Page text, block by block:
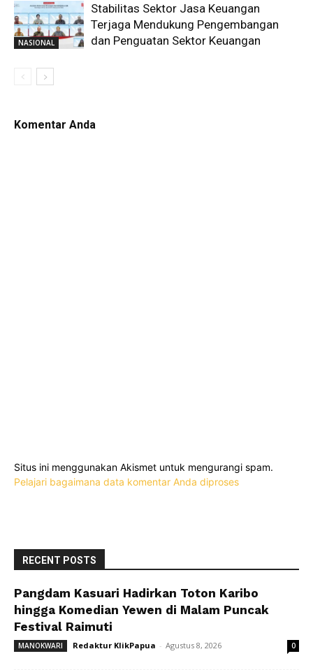
NASIONAL
Stabilitas Sektor Jasa Keuangan
Terjaga Mendukung Pengembangan
dan Penguatan Sektor Keuangan
Komentar Anda
Situs ini menggunakan Akismet untuk mengurangi spam.
Pelajari bagaimana data komentar Anda diproses
RECENT POSTS
Pangdam Kasuari Hadirkan Toton Karibo
hingga Komedian Yewen di Malam Puncak
Festival Raimuti
MANOKWARI Redaktur KlikPapua - Agustus 8, 2026 0